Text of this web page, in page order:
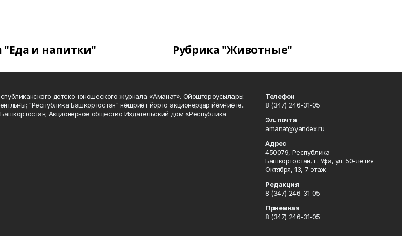
"Еда и напитки" Рубрика "Животные"
детско-юношеского журнала «Аманат». Ойоштороусылары:
"Республика Башкортостан" нәшриәт йорто акционерҙар йәмғиәте..
Акционерное общество Издательский дом «Республика
Телефон
8 (347) 246-31-05
Эл. почта
amanat@yandex.ru
Адрес
450079, Республика
Башкортостан, г. Уфа, ул. 50-летия
Октября, 13, 7 этаж
Редакция
8 (347) 246-31-05
Приемная
8 (347) 246-31-05